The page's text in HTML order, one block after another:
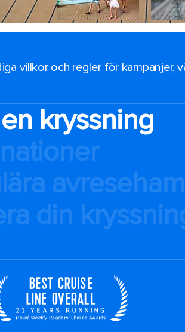
villkor och regler för kampanjer,
kryssning
din